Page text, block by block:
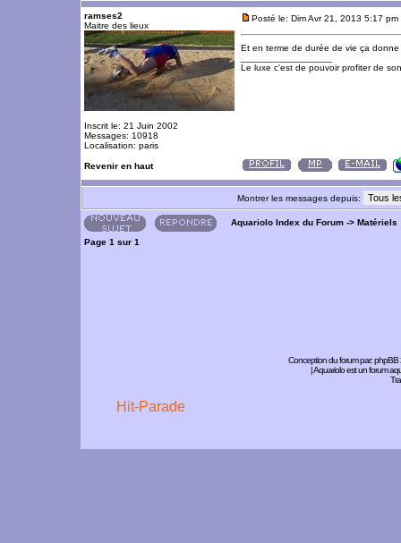
ramses2
Maitre des lieux
Inscrit le: 21 Juin 2002
Messages: 10918
Localisation: paris
Posté le: Dim Avr 21, 2013 5:17 pm
Et en terme de durée de vie ça
Le luxe c'est de pouvoir profiter de
Revenir en haut
Montrer les messages depuis:
Aquariolo Index du Forum -> Matériels
Page 1 sur 1
Conception du forum par:phpBB
| Aquariolo est un forum